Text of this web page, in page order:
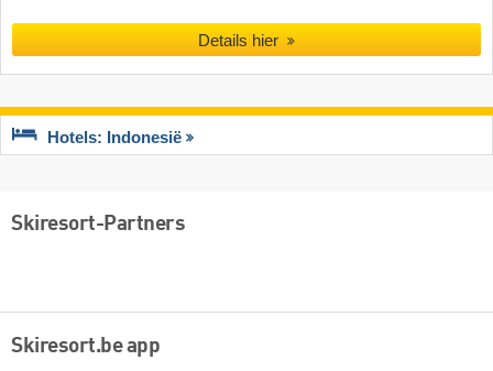
Details hier
Hotels: Indonesië
Skiresort-Partners
Skiresort.be app